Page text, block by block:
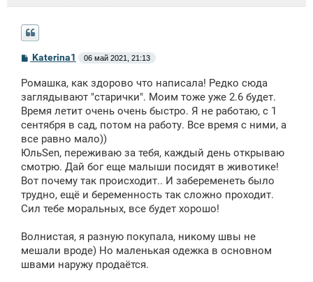
С
б
щ
н
и
Katerina1 06 май 2021, 21:13
Ромашка, как здорово что написала! Редко сюда
заглядывают "старички". Моим тоже уже 2.6 будет.
Время летит очень очень быстро. Я не работаю, с 1
сентября в сад, потом на работу. Все время с ними, а
все равно мало))
ЮльSen, переживаю за тебя, каждый день открываю
смотрю. Дай бог еще малыши посидят в животике!
Вот почему так происходит.. И забеременеть было
трудно, ещё и беременность так сложно проходит.
Сил тебе моральных, все будет хорошо!
Волнистая, я разную покупала, никому швы не
мешали вроде) Но маленькая одежка в основном
швами наружу продаётся.